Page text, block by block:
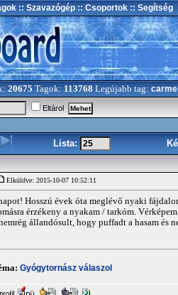
:: Szavazógép :: Csoportok :: Segítség
20675 Tagok: 113768 Legújabb tag:
Eltárol
Lista:
Elküldve: 2015-10-07 10:52:11
Hosszú évek óta meglévő nyaki
érzékeny a nyakam / tarkóm.
állandósult, hogy puffadt a hasam és
Gyógytornász válaszol